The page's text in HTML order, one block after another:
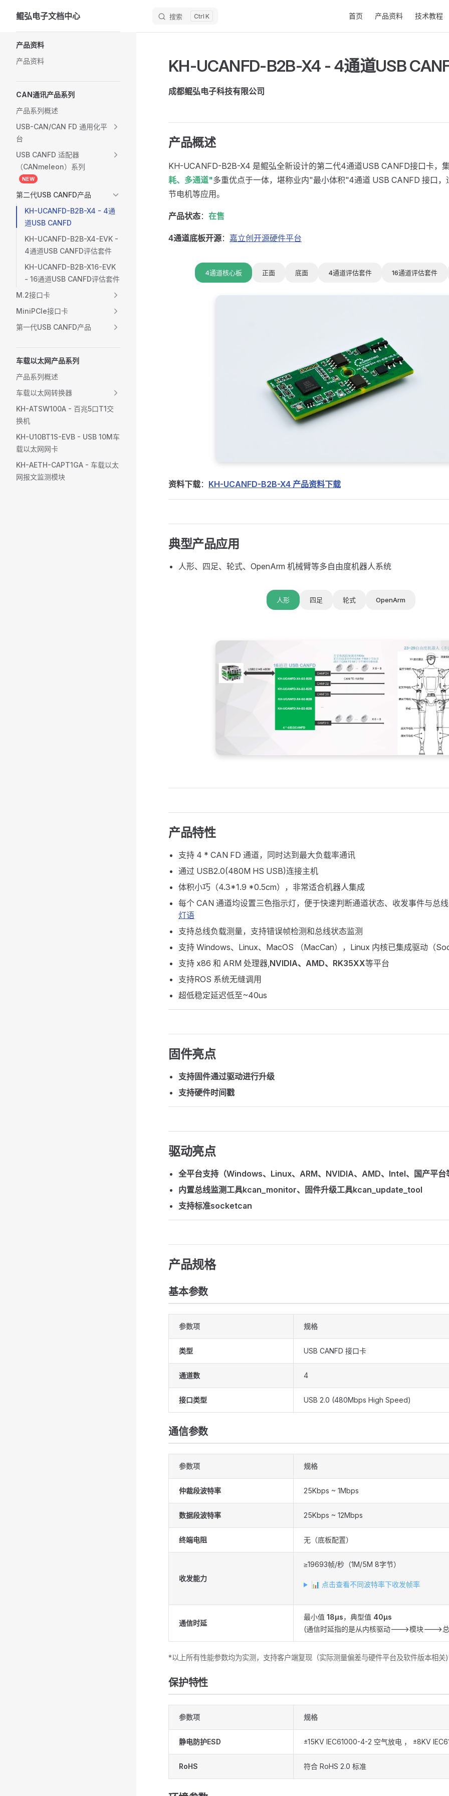
Skip to content
鲲弘电子文档中心 搜索 K 首页 产品资料 技术教程
产品资料
产品资料
CAN通讯产品系列
产品系列概述
USB-CAN/CAN FD 通用化平
台
USB CANFD 适配器
（CANmeleon）系列
NEW
第二代USB CANFD产品
KH-UCANFD-B2B-X4 - 4通
道USB CANFD
KH-UCANFD-B2B-X4-EVK -
4通道USB CANFD评估套件
KH-UCANFD-B2B-X16-EVK
- 16通道USB CANFD评估套件
M.2接口卡
MiniPCIe接口卡
第一代USB CANFD产品
车载以太网产品系列
产品系列概述
车载以太网转换器
KH-ATSW100A - 百兆5口T1交
换机
KH-U10BT1S-EVB - USB 10M车
载以太网网卡
KH-AETH-CAPT1GA - 车载以太
网报文监测模块
KH-UCANFD-B2B-X4 - 4通道USB
成都鲲弘电子科技有限公司
产品概述
KH-UCANFD-B2B-X4 是鲲弘全新设计的第二代4通道USB CANFD接口卡，
耗、多通道"多重优点于一体，堪称业内"最小体积"4通道 USB CANFD 接口，
节电机等应用。
产品状态： 在售
4通道底板开源： 嘉立创开源硬件平台
4通道核心板 正面 底面 4通道评估套件 16通道评估套件
资料下载： KH-UCANFD-B2B-X4 产品资料下载
典型产品应用
人形、四足、轮式、OpenArm 机械臂等多自由度机器人系统
人形 四足 轮式 OpenArm
产品特性
支持 4 * CAN FD 通道，同时达到最大负载率通讯
通过 USB2.0(480M HS USB)连接主机
体积小巧（4.3*1.9 *0.5cm），非常适合机器人集成
每个 CAN 通道均设置三色指示灯，便于快速判断通道状态、收发事件与总
灯语
支持总线负载测量，支持错误帧检测和总线状态监测
支持 Windows、Linux、MacOS （MacCan），Linux 内核已集成驱动（
支持 x86 和 ARM 处理器,NVIDIA、AMD、RK35XX等平台
支持ROS 系统无缝调用
超低稳定延迟低至~40us
固件亮点
支持固件通过驱动进行升级
支持硬件时间戳
驱动亮点
全平台支持（Windows、Linux、ARM、NVIDIA、AMD、Intel、国产平台
内置总线监测工具kcan_monitor、固件升级工具kcan_update_tool
支持标准socketcan
产品规格
基本参数
参数项 规格
类型 USB CANFD 接口卡
通道数 4
接口类型 USB 2.0 (480Mbps High Speed)
通信参数
参数项 规格
仲裁段波特率 25Kbps ~ 1Mbps
数据段波特率 25Kbps ~ 12Mbps
终端电阻 无（底板配置）
收发能力
≥19693帧/秒（1M/5M 8字节）
📊 点击查看不同波特率下收发帧率
通信时延
最小值 18μs，典型值 40μs
(通信时延指的是从内核驱动--->模块--->
*以上所有性能参数均为实测，支持客户端复现（实际测量偏差与硬件平台及软件版本相关
保护特性
参数项 规格
静电防护ESD ±15KV IEC61000-4-2 空气放电 ， ±8KV
RoHS 符合 RoHS 2.0 标准